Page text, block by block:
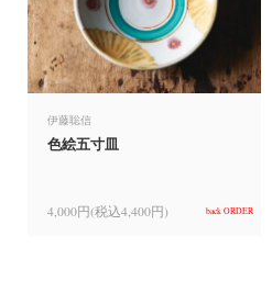
伊藤聡信
色絵五寸皿
4,000円(税込4,400円) back ORDER